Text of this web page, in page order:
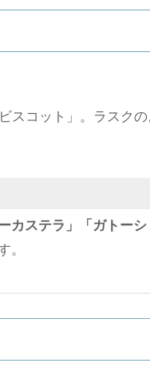
スコット」。ラスク
ーカステラ」「ガトー
。